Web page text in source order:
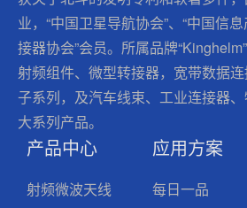
业，“中国卫星导航协会”、“中国信
接器协会”会员。所属品牌
射频组件、微型转接器，宽带数据
子系列，及汽车线束、工业连接器
大系列产品。
产品中心
射频微波天线
应用方案
每日一品